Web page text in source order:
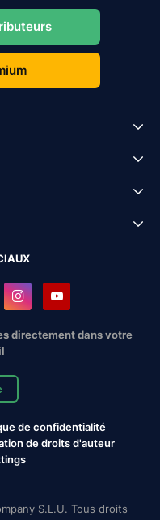
directement dans votre
de confidentialité
de droits d'auteur
S.L.U. Tous droits